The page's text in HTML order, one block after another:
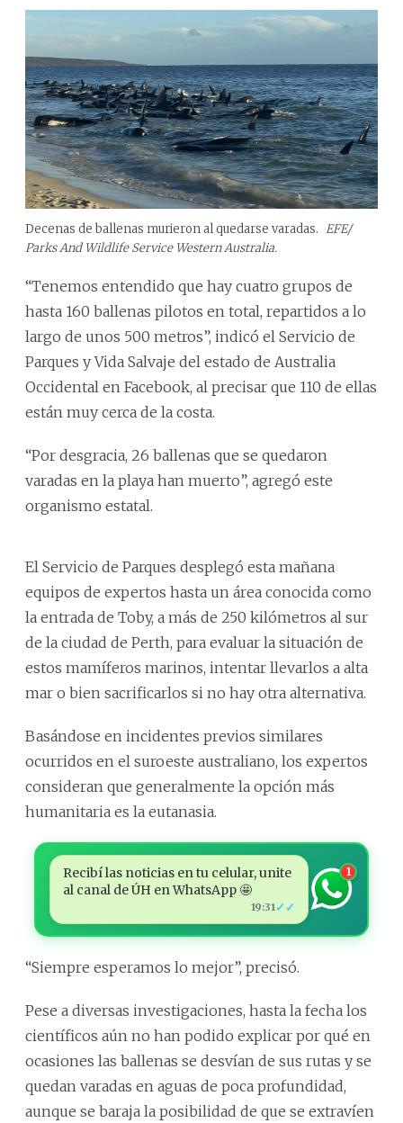
Decenas de ballenas murieron al quedarse varadas. EFE/
Parks And Wildlife Service Western Australia.
“Tenemos entendido que hay cuatro grupos de
hasta 160 ballenas pilotos en total, repartidos a lo
largo de unos 500 metros”, indicó el Servicio de
Parques y Vida Salvaje del estado de Australia
Occidental en Facebook, al precisar que 110 de ellas
están muy cerca de la costa.
“Por desgracia, 26 ballenas que se quedaron
varadas en la playa han muerto”, agregó este
organismo estatal.
El Servicio de Parques desplegó esta mañana
equipos de expertos hasta un área conocida como
la entrada de Toby, a más de 250 kilómetros al sur
de la ciudad de Perth, para evaluar la situación de
estos mamíferos marinos, intentar llevarlos a alta
mar o bien sacrificarlos si no hay otra alternativa.
Basándose en incidentes previos similares
ocurridos en el suroeste australiano, los expertos
consideran que generalmente la opción más
humanitaria es la eutanasia.
Recibí las noticias en tu celular, unite
al canal de ÚH en WhatsApp 🤩
19:31 ✓✓
1
“Siempre esperamos lo mejor”, precisó.
Pese a diversas investigaciones, hasta la fecha los
científicos aún no han podido explicar por qué en
ocasiones las ballenas se desvían de sus rutas y se
quedan varadas en aguas de poca profundidad,
aunque se baraja la posibilidad de que se extravíen